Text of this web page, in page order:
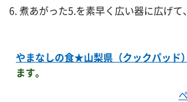
煮あがった5.を素早く広い器に広げて
やまなしの食★山梨県（クックパッド）
ます。